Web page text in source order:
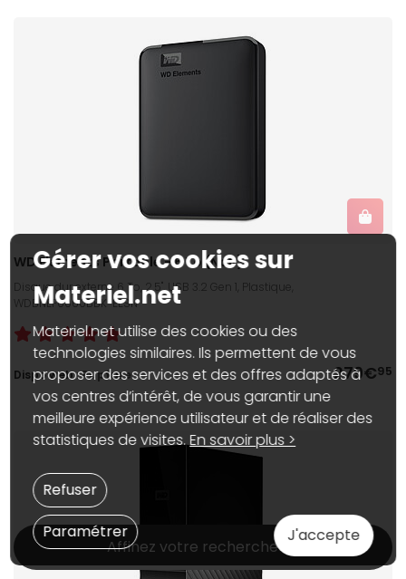
WD Elements Portable - 6 To (Noir)
Disque dur externe 6 To, 2.5", USB 3.2 Gen 1, Plastique,
WDBNEF0060BBK-EESN
279€95
Dispo web :Rupture
Affinez votre recherche
Gérer vos cookies sur
Materiel.net
Materiel.net utilise des cookies ou des
technologies similaires. Ils permettent de vous
proposer des services et des offres adaptés à
vos centres d’intérêt, de vous garantir une
meilleure expérience utilisateur et de réaliser des
statistiques de visites.En savoir plus >
J'accepte
Paramétrer
Refuser